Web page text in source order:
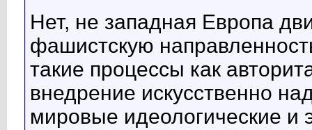
Нет, не западная Европа
фашистскую
такие процессы как
внедрение искусственно
мировые идеологические и